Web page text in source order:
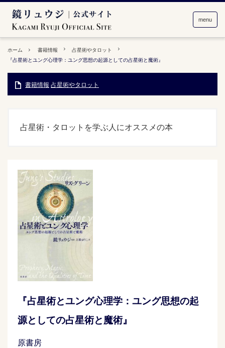
menu
ホーム 書籍情報
占星術やタロット
『占星術とユング心理学：ユング思想の起源としての占星術と魔術』
書籍情報 占星術やタロット
占星術・タロットを学ぶ人にオススメの本
『占星術とユング心理学：ユング思想の起
源としての占星術と魔術』
原書房